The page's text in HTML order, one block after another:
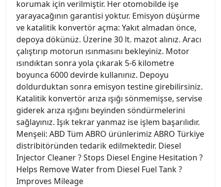
korumak için verilmiştir. Her otomobilde işe
yarayacağının garantisi yoktur. Emisyon düşürme
ve katalitik konvertör açma: Yakıt almadan önce,
depoya dökünüz. Üzerine 30 lt. mazot alınız. Aracı
çalıştırıp motorun ısınmasını bekleyiniz. Motor
ısındıktan sonra yola çıkarak 5-6 kilometre
boyunca 6000 devirde kullanınız. Depoyu
doldurduktan sonra emisyon testine girebilirsiniz.
Katalitik konvertör arıza ışığı sönmemişse, servise
giderek arıza ışığını beyinden söndürmelerini
sağlayınız. Işık tekrar yanmaz ise işlem başarılıdır.
Menşeii: ABD Tüm ABRO ürünlerimiz ABRO Türkiye
distribitöründen tedarik edilmektedir. Diesel
Injector Cleaner ? Stops Diesel Engine Hesitation ?
Helps Remove Water from Diesel Fuel Tank ?
Improves Mileage